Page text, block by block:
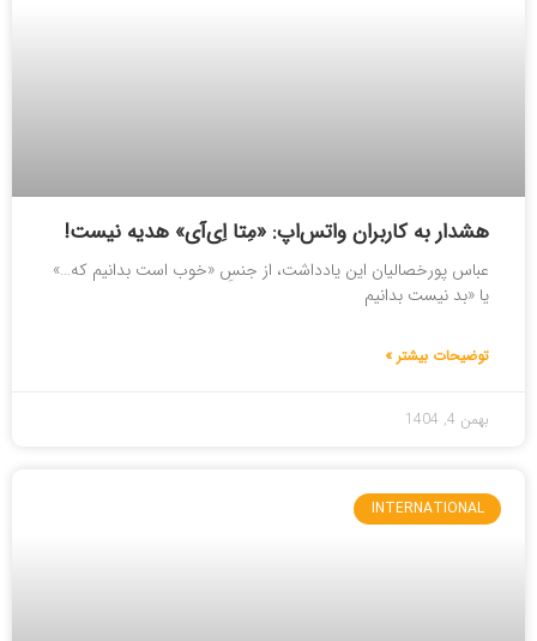
هشدار به کاربران واتس‌اپ: «مِتا اِی‌آی» هدیه نیست!
عباس پورخصالیان این یادداشت، از جنسِ «خوب است بدانیم که…»
یا «بد نیست بدانیم
توضیحات بیشتر »
بهمن 4, 1404
INTERNATIONAL